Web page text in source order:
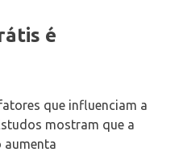
é
que influenciam a
mostram que a
aumenta